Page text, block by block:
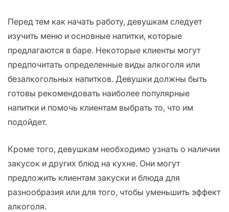
Перед тем как начать работу, девушкам следует
изучить меню и основные напитки, которые
предлагаются в баре. Некоторые клиенты могут
предпочитать определенные виды алкоголя или
безалкогольных напитков. Девушки должны быть
готовы рекомендовать наиболее популярные
напитки и помочь клиентам выбрать то, что им
подойдет.
Кроме того, девушкам необходимо узнать о наличии
закусок и других блюд на кухне. Они могут
предложить клиентам закуски и блюда для
разнообразия или для того, чтобы уменьшить эффект
алкоголя.